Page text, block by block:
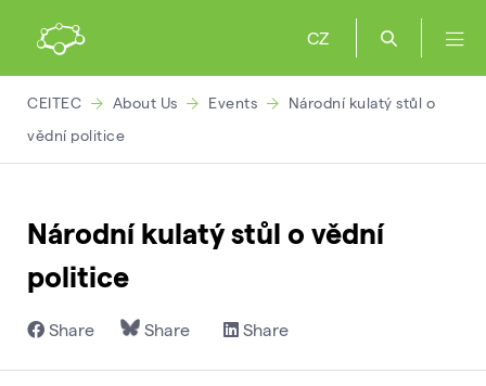
CZ
CEITEC About Us Events
Národní kulatý stůl o
vědní politice
Národní kulatý stůl o vědní
politice
Share Share Share